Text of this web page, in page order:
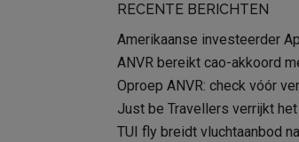
RECENTE BERICHTEN
Amerikaanse investeerder
ANVR bereikt cao-akkoord
Oproep ANVR: check vóór
Just be Travellers verrijkt
TUI fly breidt vluchtaanbod